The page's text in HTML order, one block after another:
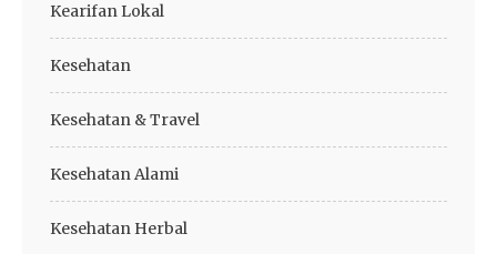
Kearifan Lokal
Kesehatan
Kesehatan & Travel
Kesehatan Alami
Kesehatan Herbal